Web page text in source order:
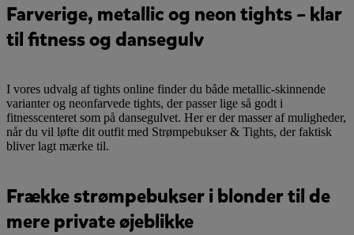
Farverige, metallic og neon tights – klar
til fitness og dansegulv
I vores udvalg af tights online finder du både metallic-skinnende
varianter og neonfarvede tights, der passer lige så godt i
fitnesscenteret som på dansegulvet. Her er der masser af muligheder,
når du vil løfte dit outfit med Strømpebukser & Tights, der faktisk
bliver lagt mærke til.
Frække strømpebukser i blonder til de
mere private øjeblikke